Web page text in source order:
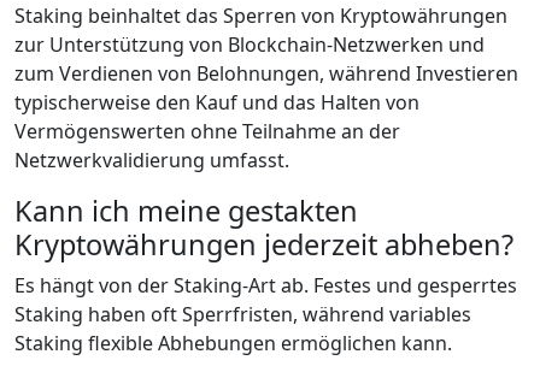
Staking beinhaltet das Sperren von Kryptowährungen
zur Unterstützung von Blockchain-Netzwerken und
zum Verdienen von Belohnungen, während Investieren
typischerweise den Kauf und das Halten von
Vermögenswerten ohne Teilnahme an der
Netzwerkvalidierung umfasst.
Kann ich meine gestakten
Kryptowährungen jederzeit abheben?
Es hängt von der Staking-Art ab. Festes und gesperrtes
Staking haben oft Sperrfristen, während variables
Staking flexible Abhebungen ermöglichen kann.